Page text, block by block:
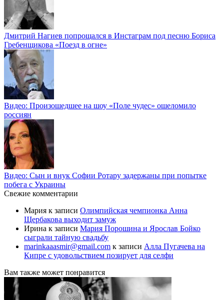
Дмитрий Нагиев попрощался в Инстаграм под песню Бориса
Гребенщикова «Поезд в огне»
Видео: Произошедшее на шоу «Поле чудес» ошеломило
россиян
Видео: Сын и внук Софии Ротару задержаны при попытке
побега с Украины
Свежие комментарии
Мария к записи Олимпийская чемпионка Анна
Щербакова выходит замуж
Ирина к записи Мария Порошина и Ярослав Бойко
сыграли тайную свадьбу
marinkaaasmir@gmail.com к записи Алла Пугачева на
Кипре с удовольствием позирует для селфи
Вам также может понравится